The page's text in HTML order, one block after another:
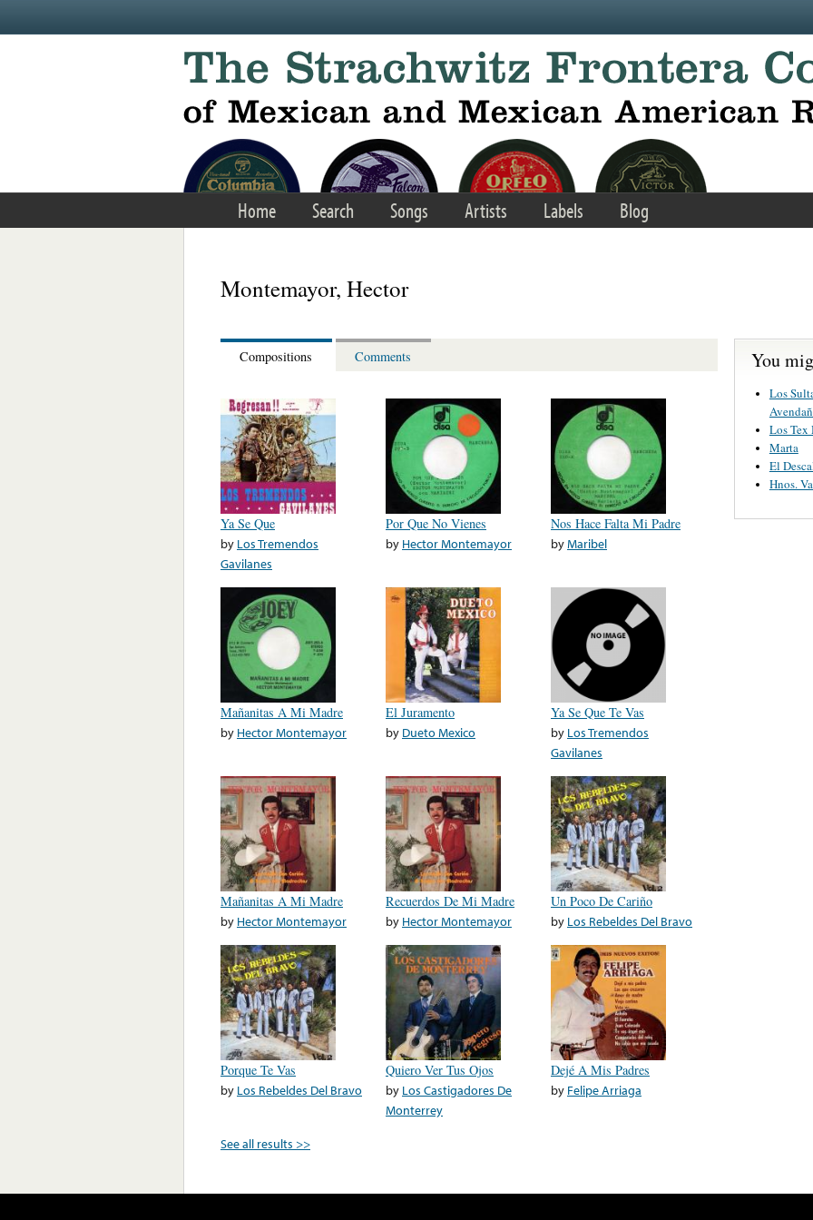
Home Search Songs Artists Labels Blog
Montemayor, Hector
Compositions Comments
Ya Se Que
by Los Tremendos
Gavilanes
Por Que No Vienes
by Hector Montemayor
Nos Hace Falta Mi Padre
byMaribel
Mañanitas A Mi Madre
by Hector Montemayor
El Juramento
by Dueto Mexico
Ya Se Que Te Vas
by Los Tremendos
Gavilanes
Mañanitas A Mi Madre
by Hector Montemayor
Recuerdos De Mi Madre
by Hector Montemayor
Un Poco De Cariño
by Los Rebeldes Del Bravo
Porque Te Vas
by Los Rebeldes Del Bravo
Quiero Ver Tus Ojos
by Los Castigadores De
Monterrey
Dejé A Mis Padres
by Felipe Arriaga
See all results >>
You
Los
Los Tex
Marta
El
Hnos.